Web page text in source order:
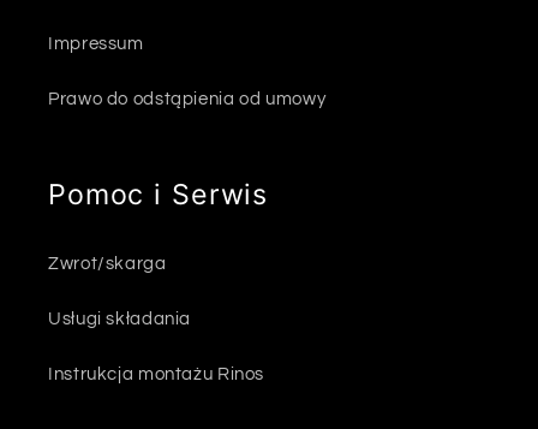
Impressum
Prawo do odstąpienia od umowy
Pomoc i Serwis
Zwrot/skarga
Usługi składania
Instrukcja montażu Rinos